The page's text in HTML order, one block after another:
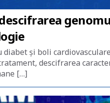
și boli
descifrarea
[…]